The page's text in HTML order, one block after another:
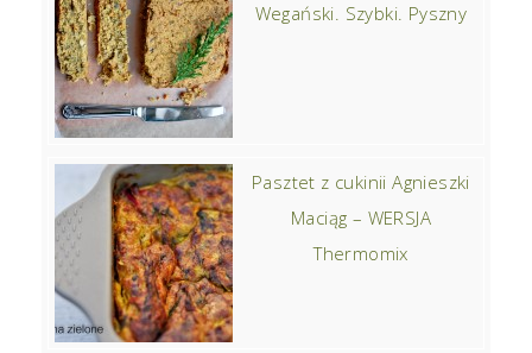
Wegański. Szybki. Pyszny
Pasztet z cukinii Agnieszki
Maciąg – WERSJA
Thermomix